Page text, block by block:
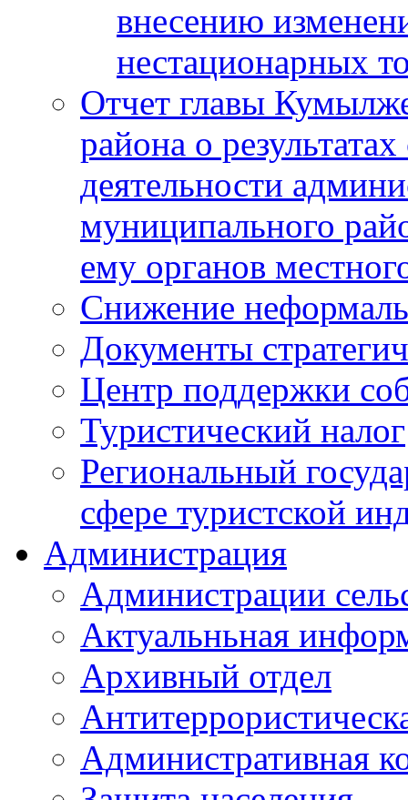
внесению
нестационарных
Отчет главы
района о
деятельности
муниципального
ему органов
Снижение
Документы
Центр поддержки
Туристический налог
Региональный
сфере туристской
Администрация
Администрации
Актуальньная
Архивный отдел
Административная